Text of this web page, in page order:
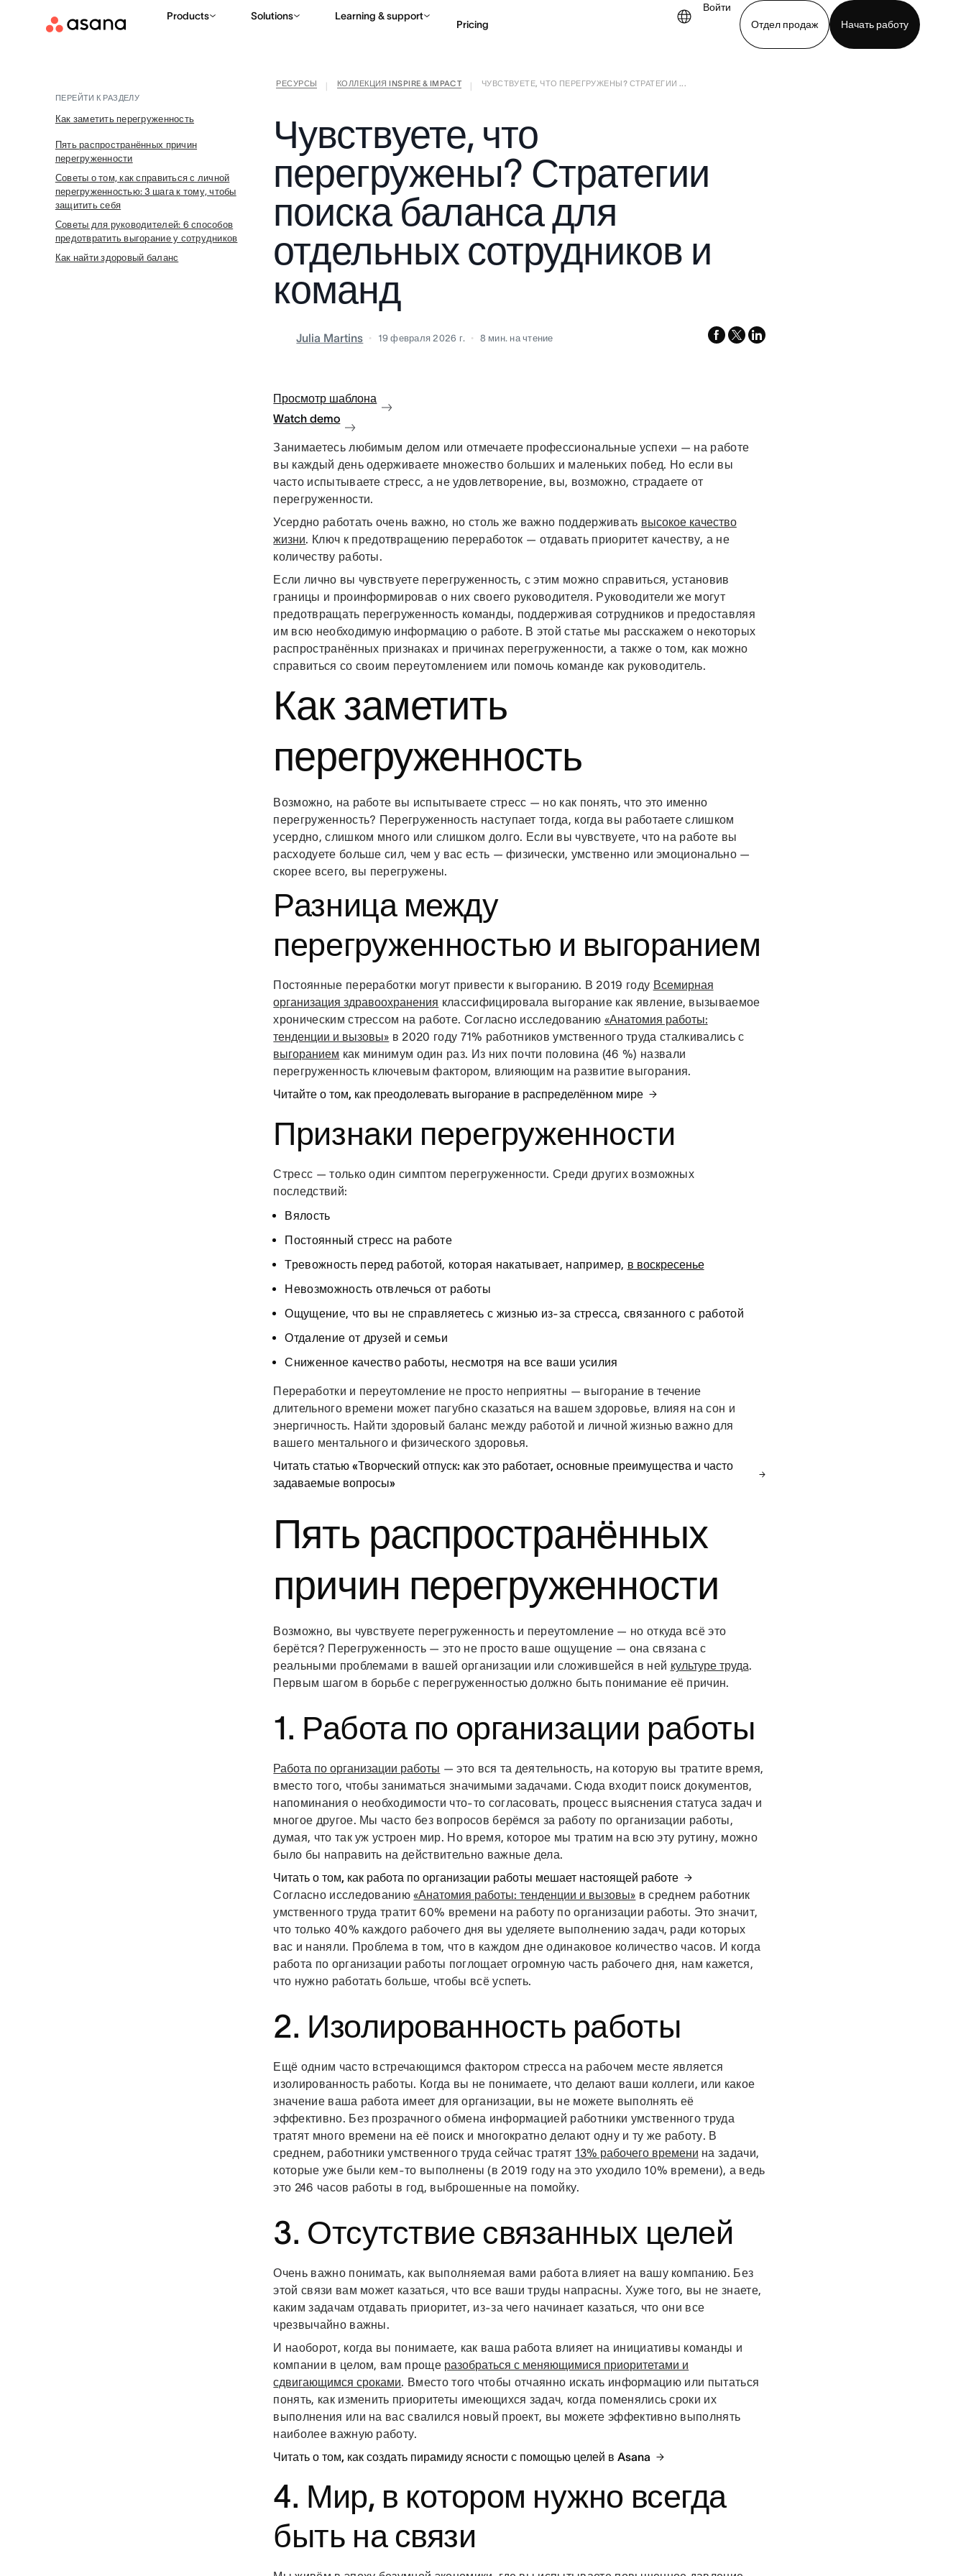
Products Solutions Learning & support
Pricing
Войти
Отдел продаж
Начать работу
Contact sales View demo Download app
РЕСУРСЫ КОЛЛЕКЦИЯ INSPIRE & IMPACT ЧУВСТВУЕТЕ, ЧТО ПЕРЕГРУЖЕНЫ? СТРАТЕГИИ ...
Чувствуете, что
перегружены? Стратегии
поиска баланса для
отдельных сотрудников и
команд
Julia Martins 19 февраля 2026 г. 8 мин. на чтение facebook
x-
linkedin
ПЕРЕЙТИ К РАЗДЕЛУ
Как заметить перегруженность
Пять распространённых причин
перегруженности
Советы о том, как справиться с личной
перегруженностью: 3 шага к тому, чтобы
защитить себя
Советы для руководителей: 6 способов
предотвратить выгорание у сотрудников
Как найти здоровый баланс
Просмотр шаблона
Watch demo
Занимаетесь любимым делом или отмечаете профессиональные успехи — на работе
вы каждый день одерживаете множество больших и маленьких побед. Но если вы
часто испытываете стресс, а не удовлетворение, вы, возможно, страдаете от
перегруженности.
Усердно работать очень важно, но столь же важно поддерживать высокое качество
жизни. Ключ к предотвращению переработок — отдавать приоритет качеству, а не
количеству работы.
Если лично вы чувствуете перегруженность, с этим можно справиться, установив
границы и проинформировав о них своего руководителя. Руководители же могут
предотвращать перегруженность команды, поддерживая сотрудников и предоставляя
им всю необходимую информацию о работе. В этой статье мы расскажем о некоторых
распространённых признаках и причинах перегруженности, а также о том, как можно
справиться со своим переутомлением или помочь команде как руководитель.
Как заметить
перегруженность
Возможно, на работе вы испытываете стресс — но как понять, что это именно
перегруженность? Перегруженность наступает тогда, когда вы работаете слишком
усердно, слишком много или слишком долго. Если вы чувствуете, что на работе вы
расходуете больше сил, чем у вас есть — физически, умственно или эмоционально —
скорее всего, вы перегружены.
Разница между
перегруженностью и выгоранием
Постоянные переработки могут привести к выгоранию. В 2019 году Всемирная
организация здравоохранения классифицировала выгорание как явление, вызываемое
хроническим стрессом на работе. Согласно исследованию «Анатомия работы:
тенденции и вызовы» в 2020 году 71% работников умственного труда сталкивались с
выгоранием как минимум один раз. Из них почти половина (46 %) назвали
перегруженность ключевым фактором, влияющим на развитие выгорания.
Читайте о том, как преодолевать выгорание в распределённом мире
Признаки перегруженности
Стресс — только один симптом перегруженности. Среди других возможных
последствий:
Вялость
Постоянный стресс на работе
Тревожность перед работой, которая накатывает, например, в воскресенье
Невозможность отвлечься от работы
Ощущение, что вы не справляетесь с жизнью из-за стресса, связанного с работой
Отдаление от друзей и семьи
Сниженное качество работы, несмотря на все ваши усилия
Переработки и переутомление не просто неприятны — выгорание в течение
длительного времени может пагубно сказаться на вашем здоровье, влияя на сон и
энергичность. Найти здоровый баланс между работой и личной жизнью важно для
вашего ментального и физического здоровья.
Читать статью «Творческий отпуск: как это работает, основные преимущества и часто
задаваемые вопросы»
Пять распространённых
причин перегруженности
Возможно, вы чувствуете перегруженность и переутомление — но откуда всё это
берётся? Перегруженность — это не просто ваше ощущение — она связана с
реальными проблемами в вашей организации или сложившейся в ней культуре труда.
Первым шагом в борьбе с перегруженностью должно быть понимание её причин.
1. Работа по организации работы
Работа по организации работы — это вся та деятельность, на которую вы тратите время,
вместо того, чтобы заниматься значимыми задачами. Сюда входит поиск документов,
напоминания о необходимости что-то согласовать, процесс выяснения статуса задач и
многое другое. Мы часто без вопросов берёмся за работу по организации работы,
думая, что так уж устроен мир. Но время, которое мы тратим на всю эту рутину, можно
было бы направить на действительно важные дела.
Читать о том, как работа по организации работы мешает настоящей работе
Согласно исследованию«Анатомия работы: тенденции и вызовы» в среднем работник
умственного труда тратит 60% времени на работу по организации работы. Это значит,
что только 40% каждого рабочего дня вы уделяете выполнению задач, ради которых
вас и наняли. Проблема в том, что в каждом дне одинаковое количество часов. И когда
работа по организации работы поглощает огромную часть рабочего дня, нам кажется,
что нужно работать больше, чтобы всё успеть.
2. Изолированность работы
Ещё одним часто встречающимся фактором стресса на рабочем месте является
изолированность работы. Когда вы не понимаете, что делают ваши коллеги, или какое
значение ваша работа имеет для организации, вы не можете выполнять её
эффективно. Без прозрачного обмена информацией работники умственного труда
тратят много времени на её поиск и многократно делают одну и ту же работу. В
среднем, работники умственного труда сейчас тратят 13% рабочего времени на задачи,
которые уже были кем-то выполнены (в 2019 году на это уходило 10% времени), а ведь
это 246 часов работы в год, выброшенные на помойку.
3. Отсутствие связанных целей
Очень важно понимать, как выполняемая вами работа влияет на вашу компанию. Без
этой связи вам может казаться, что все ваши труды напрасны. Хуже того, вы не знаете,
каким задачам отдавать приоритет, из-за чего начинает казаться, что они все
чрезвычайно важны.
И наоборот, когда вы понимаете, как ваша работа влияет на инициативы команды и
компании в целом, вам проще разобраться с меняющимися приоритетами и
сдвигающимся сроками. Вместо того чтобы отчаянно искать информацию или пытаться
понять, как изменить приоритеты имеющихся задач, когда поменялись сроки их
выполнения или на вас свалился новый проект, вы можете эффективно выполнять
наиболее важную работу.
Читать о том, как создать пирамиду ясности с помощью целей в Asana
4. Мир, в котором нужно всегда
быть на связи